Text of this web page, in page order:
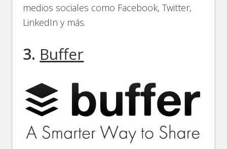
medios sociales como Facebook, Twitter,
LinkedIn y más.
3. Buffer